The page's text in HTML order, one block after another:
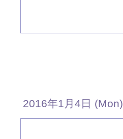
2016年1月4日 (Mon)